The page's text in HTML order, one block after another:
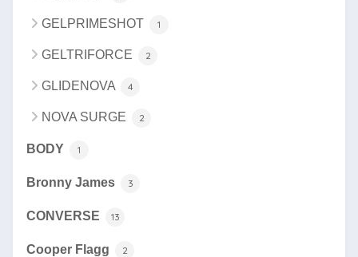
GELPRIMESHOT 1
GELTRIFORCE 2
GLIDENOVA 4
NOVA SURGE 2
BODY 1
Bronny James 3
CONVERSE 13
Cooper Flagg 2